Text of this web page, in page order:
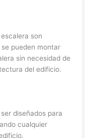
son
pueden montar
sin necesidad de
del edificio.
diseñados para
cualquier